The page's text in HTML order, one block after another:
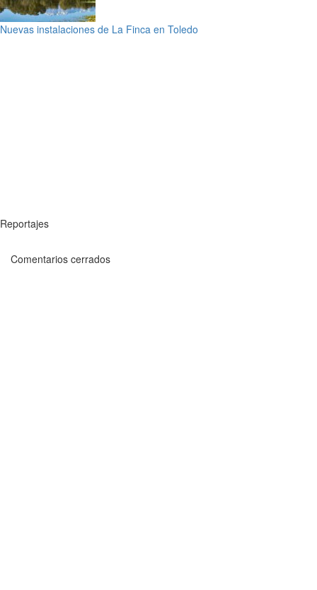
Nuevas instalaciones de La Finca en Toledo
Reportajes
Comentarios cerrados